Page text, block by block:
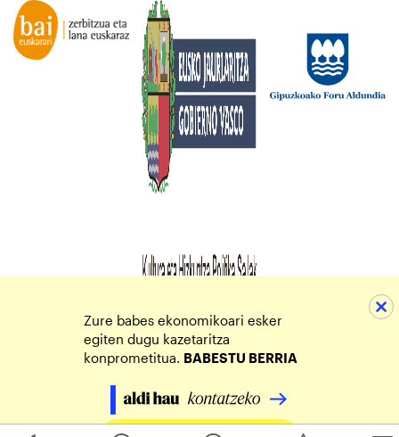
Zure babes ekonomikoari esker
egiten dugu kazetaritza
konprometitua. BABESTU BERRIA